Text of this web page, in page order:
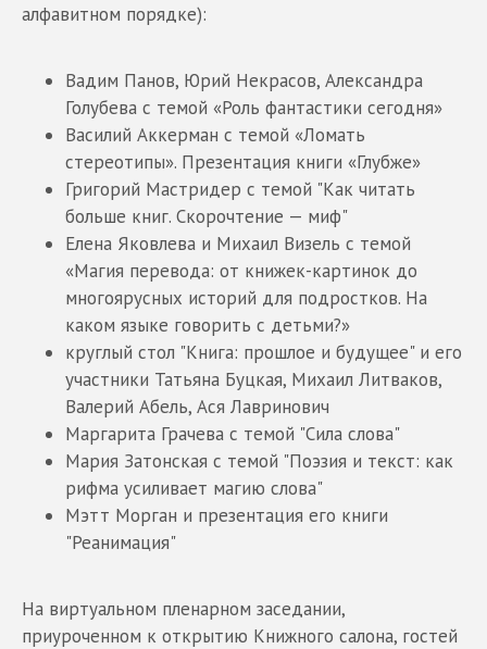
алфавитном порядке):
Вадим Панов, Юрий Некрасов, Александра
Голубева с темой «Роль фантастики сегодня»
Василий Аккерман с темой «Ломать
стереотипы». Презентация книги «Глубже»
Григорий Мастридер с темой "Как читать
больше книг. Скорочтение — миф"
Елена Яковлева и Михаил Визель с темой
«Магия перевода: от книжек-картинок до
многоярусных историй для подростков. На
каком языке говорить с детьми?»
круглый стол "Книга: прошлое и будущее" и его
участники Татьяна Буцкая, Михаил Литваков,
Валерий Абель, Ася Лавринович
Маргарита Грачева с темой "Сила слова"
Мария Затонская с темой "Поэзия и текст: как
рифма усиливает магию слова"
Мэтт Морган и презентация его книги
"Реанимация"
На виртуальном пленарном заседании,
приуроченном к открытию Книжного салона, гостей